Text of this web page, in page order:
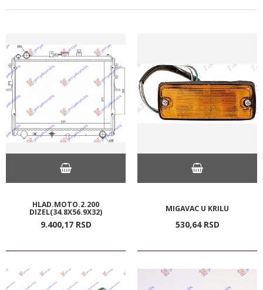
HLAD.MOTO.2.200
DIZEL(34.8X56.9X32)
9.400,17 RSD
MIGAVAC U KRILU
530,64 RSD